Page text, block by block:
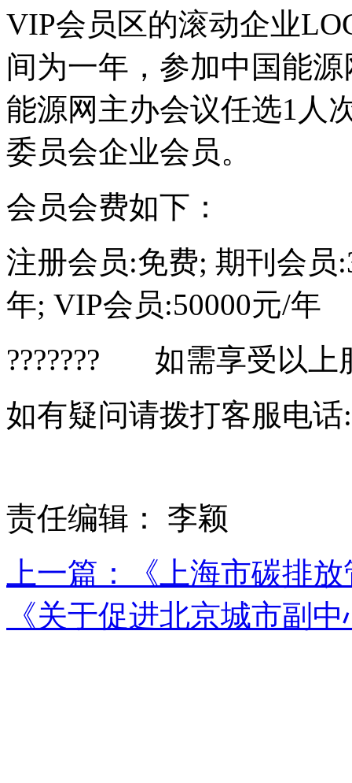
VIP会员区的滚动企业
间为一年，参加中国能
能源网主办会议任选1人
委员会企业会员。
会员会费如下：
注册会员:免费; 期刊会员
年; VIP会员:50000元/年
??????? 如需享受以上
如有疑问请拨打客服电话
责任编辑： 李颖
上一篇：《上海市碳排
《关于促进北京城市副